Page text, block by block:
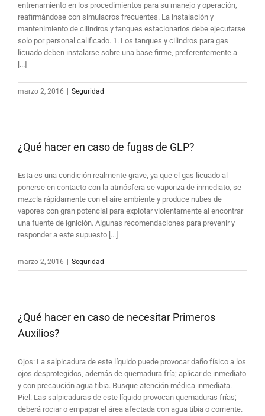
entrenamiento en los procedimientos para su manejo y operación,
reafirmándose con simulacros frecuentes. La instalación y
mantenimiento de cilindros y tanques estacionarios debe ejecutarse
solo por personal calificado. 1. Los tanques y cilindros para gas
licuado deben instalarse sobre una base firme, preferentemente a
[...]
marzo 2, 2016 Seguridad
¿Qué hacer en caso de fugas de GLP?
Esta es una condición realmente grave, ya que el gas licuado al
ponerse en contacto con la atmósfera se vaporiza de inmediato, se
mezcla rápidamente con el aire ambiente y produce nubes de
vapores con gran potencial para explotar violentamente al encontrar
una fuente de ignición. Algunas recomendaciones para prevenir y
responder a este supuesto [...]
marzo 2, 2016 Seguridad
¿Qué hacer en caso de necesitar Primeros
Auxilios?
Ojos: La salpicadura de este líquido puede provocar daño físico a los
ojos desprotegidos, además de quemadura fría; aplicar de inmediato
y con precaución agua tibia. Busque atención médica inmediata.
Piel: Las salpicaduras de este líquido provocan quemaduras frías;
deberá rociar o empapar el área afectada con agua tibia o corriente.